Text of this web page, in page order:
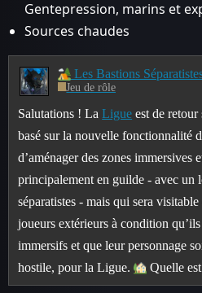
Gentepression, marins et
Sources chaudes
Les Bastions Séparatistes -
Jeu de rôle
Salutations ! LaLigue est de
basé sur la nouvelle fonctionnalité
d’aménager des zones immersives
principalement en guilde - avec un
séparatistes - mais qui sera
joueurs extérieurs à condition
immersifs et que leur personnage
hostile, pour la Ligue.
Quelle